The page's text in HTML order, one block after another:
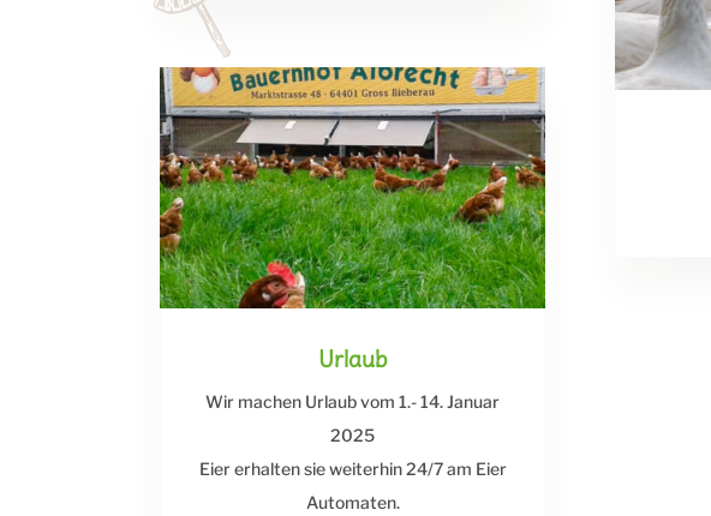
Urlaub
Wir machen Urlaub vom 1.- 14. Januar
2025
Eier erhalten sie weiterhin 24/7 am Eier
Automaten.